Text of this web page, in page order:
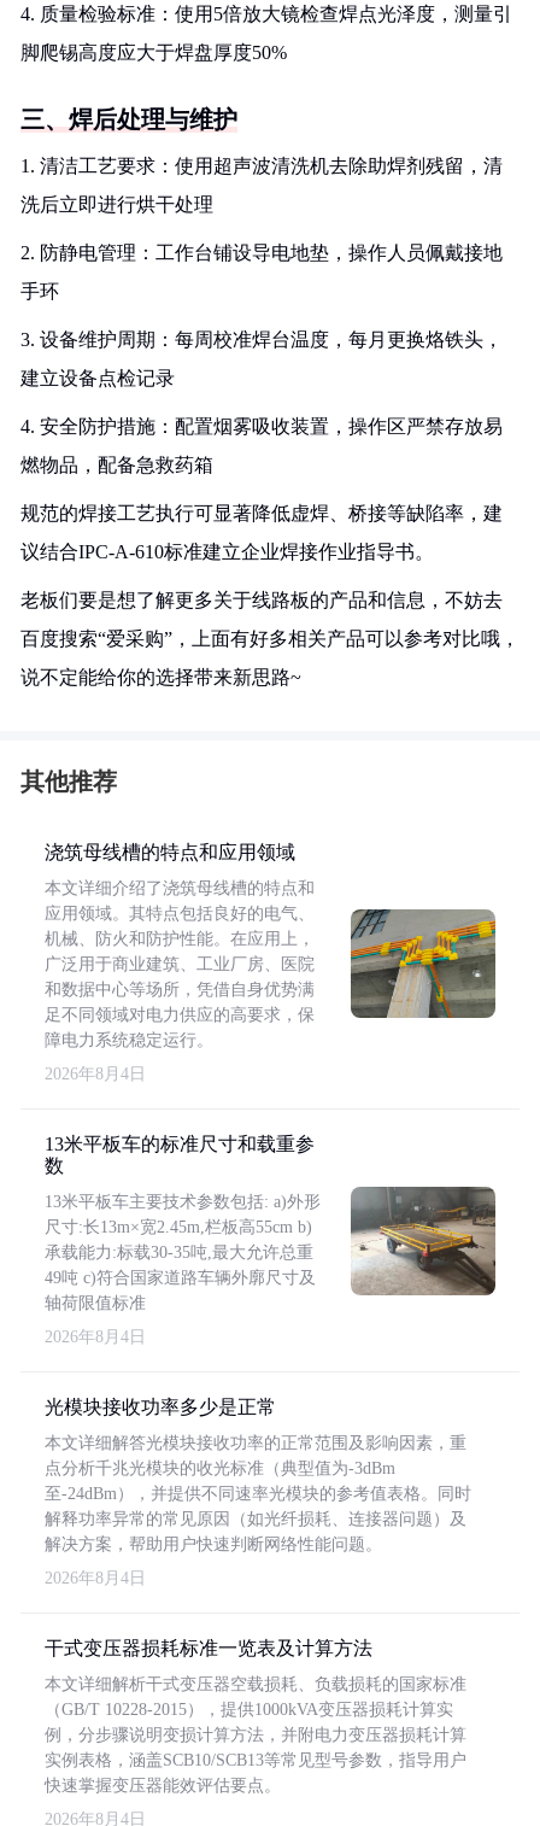
4. 质量检验标准：使用5倍放大镜检查焊点光泽度，测量引
脚爬锡高度应大于焊盘厚度50%
三、焊后处理与维护
1. 清洁工艺要求：使用超声波清洗机去除助焊剂残留，清
洗后立即进行烘干处理
2. 防静电管理：工作台铺设导电地垫，操作人员佩戴接地
手环
3. 设备维护周期：每周校准焊台温度，每月更换烙铁头，
建立设备点检记录
4. 安全防护措施：配置烟雾吸收装置，操作区严禁存放易
燃物品，配备急救药箱
规范的焊接工艺执行可显著降低虚焊、桥接等缺陷率，建
议结合IPC-A-610标准建立企业焊接作业指导书。
老板们要是想了解更多关于线路板的产品和信息，不妨去
百度搜索“爱采购”，上面有好多相关产品可以参考对比哦，
说不定能给你的选择带来新思路~
其他推荐
浇筑母线槽的特点和应用领域
本文详细介绍了浇筑母线槽的特点和
应用领域。其特点包括良好的电气、
机械、防火和防护性能。在应用上，
广泛用于商业建筑、工业厂房、医院
和数据中心等场所，凭借自身优势满
足不同领域对电力供应的高要求，保
障电力系统稳定运行。
2026年8月4日
13米平板车的标准尺寸和载重参
数
13米平板车主要技术参数包括: a)外形
尺寸:长13m×宽2.45m,栏板高55cm b)
承载能力:标载30-35吨,最大允许总重
49吨 c)符合国家道路车辆外廓尺寸及
轴荷限值标准
2026年8月4日
光模块接收功率多少是正常
本文详细解答光模块接收功率的正常范围及影响因素，重
点分析千兆光模块的收光标准（典型值为-3dBm
至-24dBm），并提供不同速率光模块的参考值表格。同时
解释功率异常的常见原因（如光纤损耗、连接器问题）及
解决方案，帮助用户快速判断网络性能问题。
2026年8月4日
干式变压器损耗标准一览表及计算方法
本文详细解析干式变压器空载损耗、负载损耗的国家标准
（GB/T 10228-2015），提供1000kVA变压器损耗计算实
例，分步骤说明变损计算方法，并附电力变压器损耗计算
实例表格，涵盖SCB10/SCB13等常见型号参数，指导用户
快速掌握变压器能效评估要点。
2026年8月4日